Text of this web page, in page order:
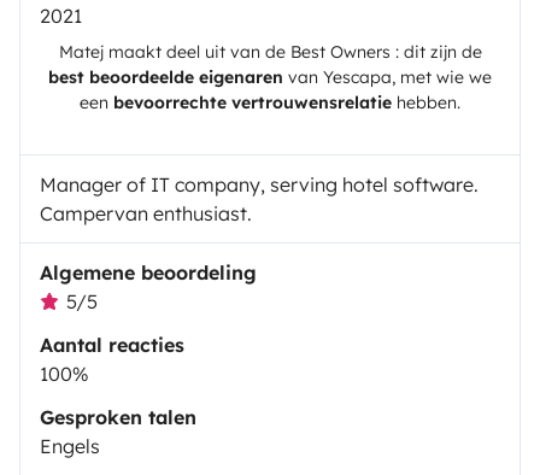
2021
Matejmaakt deel uit van de Best Owners : dit zijn de
best beoordeelde eigenaren van Yescapa, met wie we
een bevoorrechte vertrouwensrelatie hebben.
Manager of IT company, serving hotel software.
Campervan enthusiast.
Algemene beoordeling
5/5
Aantal reacties
100%
Gesproken talen
Engels